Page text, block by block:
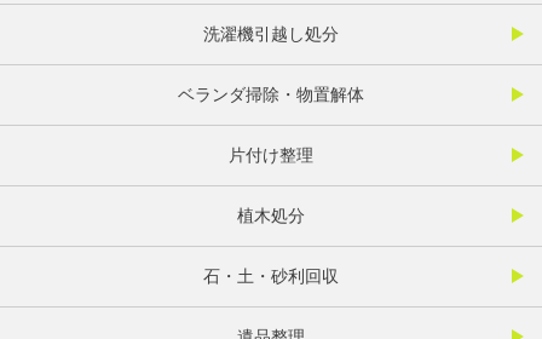
洗濯機引越し処分
ベランダ掃除・物置解体
片付け整理
植木処分
石・土・砂利回収